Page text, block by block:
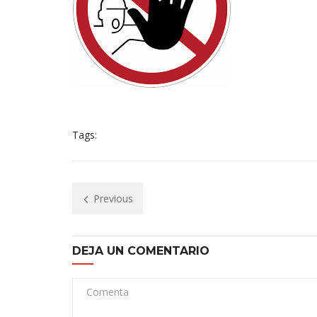
Tags:
Previous
DEJA UN COMENTARIO
Comenta